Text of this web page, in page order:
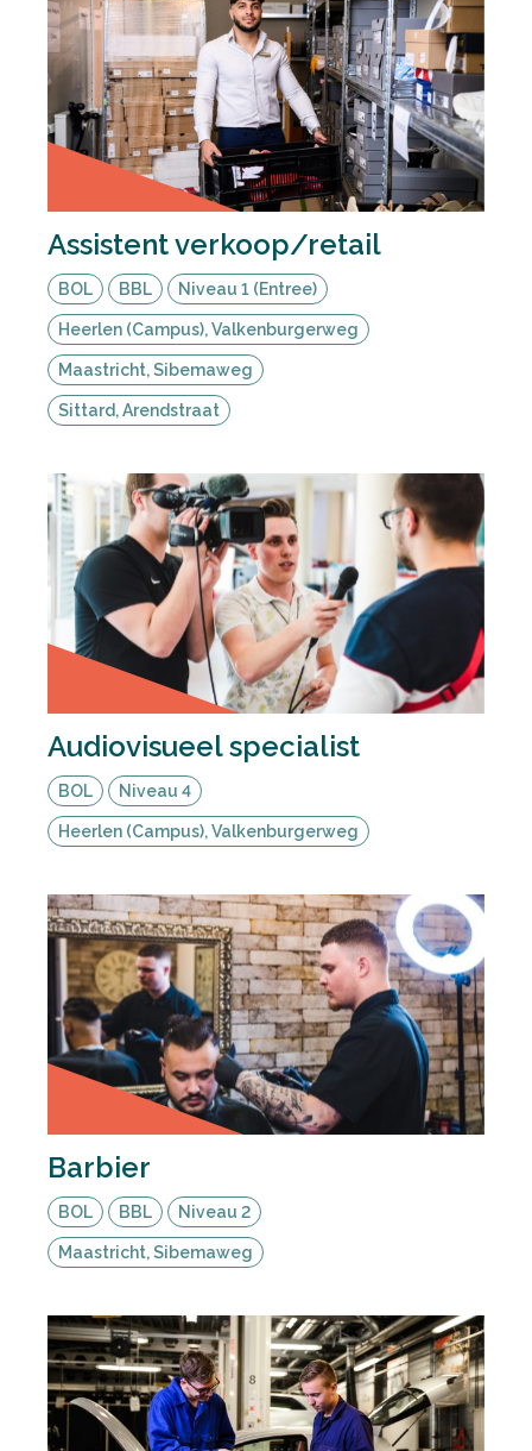
Assistent verkoop/retail
BOL BBL Niveau 1 (Entree)
Heerlen (Campus), Valkenburgerweg
Maastricht, Sibemaweg
Sittard, Arendstraat
Audiovisueel specialist
BOL Niveau 4
Heerlen (Campus), Valkenburgerweg
Barbier
BOL BBL Niveau 2
Maastricht, Sibemaweg